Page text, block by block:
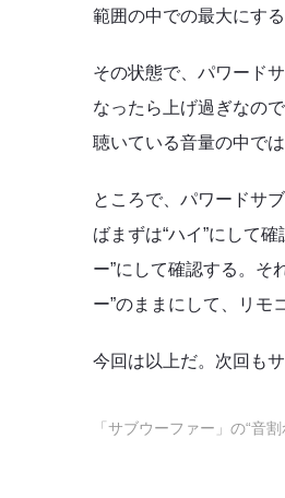
範囲の中での最大にする
その状態で、パワード
なったら上げ過ぎなの
聴いている音量の中で
ところで、パワードサ
ばまずは“ハイ”にして
ー”にして確認する。そ
ー”のままにして、リモ
今回は以上だ。次回も
「サブウーファー」の“音